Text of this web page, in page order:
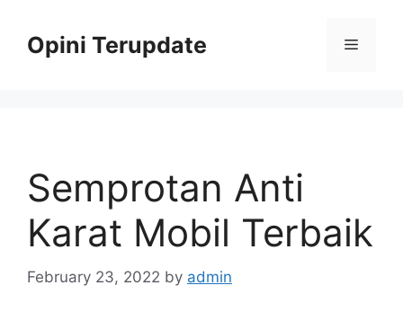
contentOpini Terupdate Menu
Semprotan Anti
Karat Mobil Terbaik
February 23, 2022 by admin